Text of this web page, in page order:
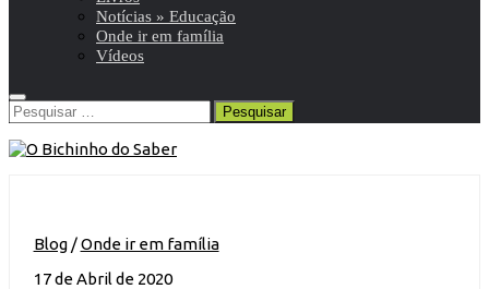
Notícias » Educação
Onde ir em família
Vídeos
Pesquisar
por:
Blog/Onde ir em família
17 de Abril de 2020